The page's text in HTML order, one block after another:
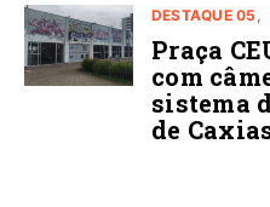
DESTAQUE 05
Praça
com
sistema
de